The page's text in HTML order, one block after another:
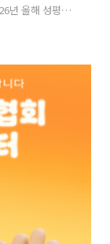
년 올해 성평등
영화산업 내
께 마련되어 있
「성평등한
다. 회원 여러분
회원분들도 자
평등교육 미이